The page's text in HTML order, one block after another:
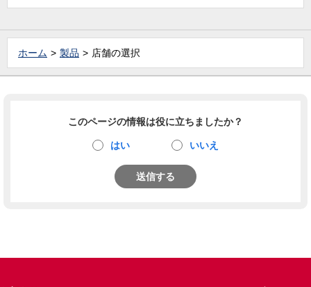
ホーム 製品 店舗の選択
このページの情報は役に立ちましたか？
はい いいえ
送信する